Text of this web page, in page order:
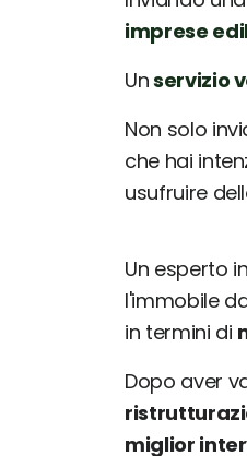
imprese
Unservizio
Non solo
che hai
usufruire
Un esperto
l'immobile
in termini di
Dopo aver
miglior